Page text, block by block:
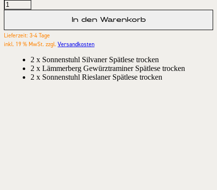
In den Warenkorb
Lieferzeit: 3-4 Tage
inkl. 19 % MwSt. zzgl. Versandkosten
2 x Sonnenstuhl Silvaner Spätlese trocken
2 x Lämmerberg Gewürztraminer Spätlese trocken
2 x Sonnenstuhl Rieslaner Spätlese trocken